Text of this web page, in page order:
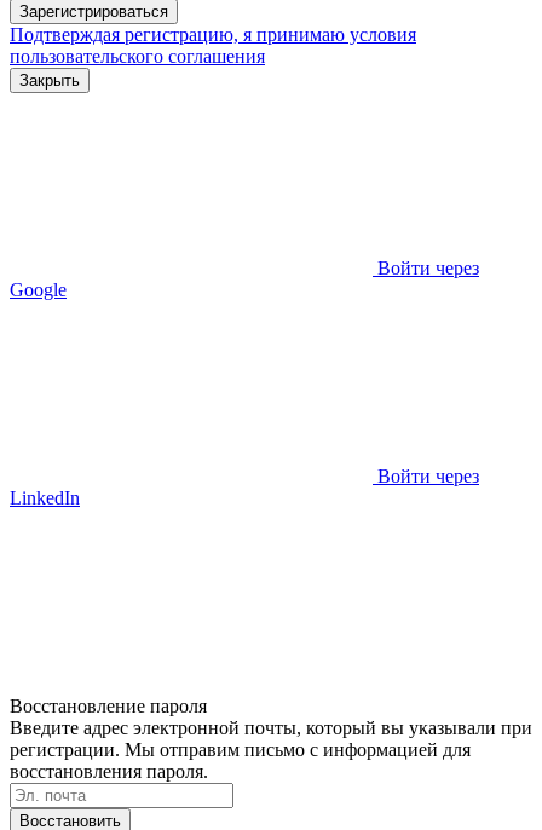
Зарегистрироваться
Подтверждая регистрацию, я принимаю условия
пользовательского соглашения
Закрыть
Войти через
Google
Войти через
LinkedIn
Восстановление пароля
Введите адрес электронной почты, который вы указывали при
регистрации. Мы отправим письмо с информацией для
восстановления пароля.
Восстановить